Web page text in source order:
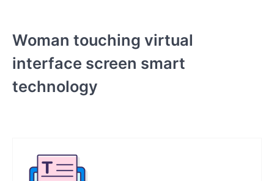
Woman touching virtual
interface screen smart
technology